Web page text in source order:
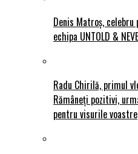
Denis Matroș,
echipa UNTOLD &
Radu Chirilă, primul
Rămâneți pozitivi,
pentru visurile voastre